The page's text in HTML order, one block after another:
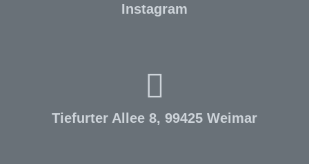
Instagram
Tiefurter Allee 8, 99425 Weimar